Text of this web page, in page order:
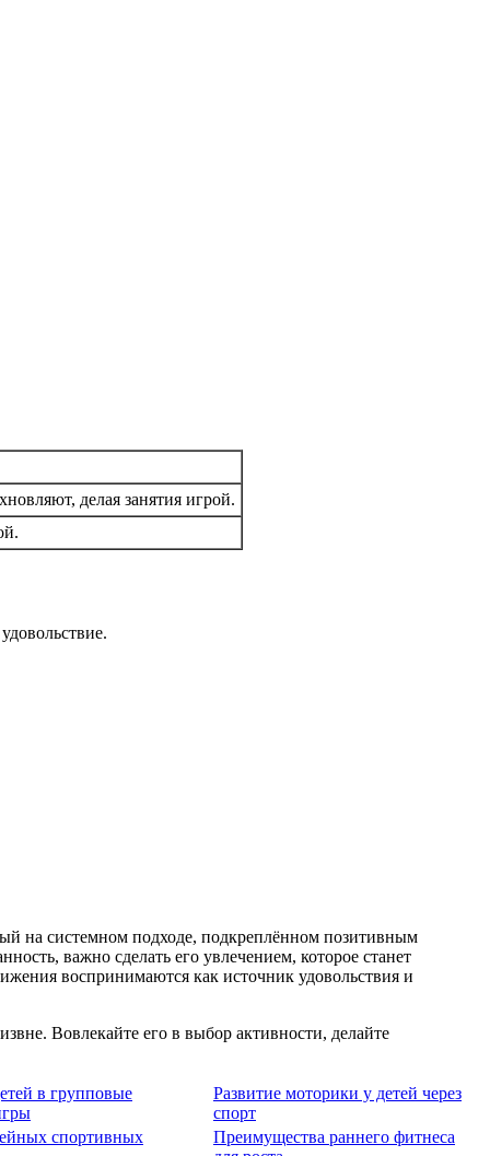
делая занятия игрой.
на системном подходе, подкреплённом позитивным
важно сделать его увлечением, которое станет
воспринимаются как источник удовольствия и
Вовлекайте его в выбор активности, делайте
в групповые
Развитие моторики у детей через
спорт
спортивных
Преимущества раннего фитнеса